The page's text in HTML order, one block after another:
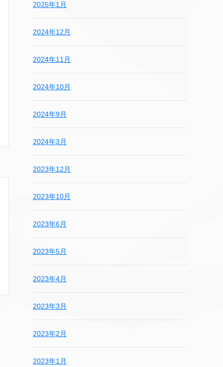
2025年1月
2024年12月
2024年11月
2024年10月
2024年9月
2024年3月
2023年12月
2023年10月
2023年6月
2023年5月
2023年4月
2023年3月
2023年2月
2023年1月